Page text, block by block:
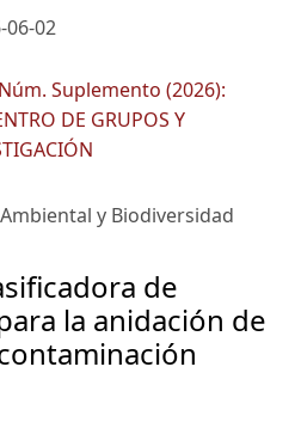
06-02
Suplemento (2026):
DE GRUPOS Y
y Biodiversidad
de
la anidación de